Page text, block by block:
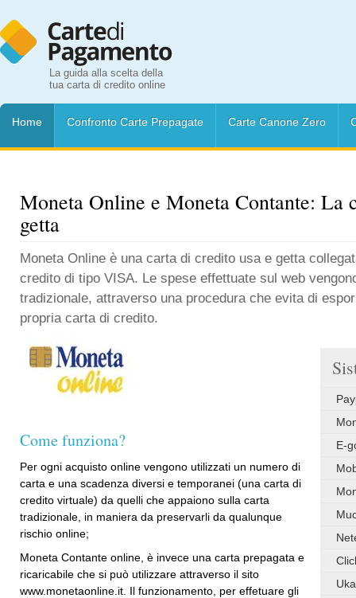
La guida alla scelta della
tua carta di credito online
Home Confronto Carte Prepagate Carte Canone Zero
Moneta Online e Moneta Contante: La
getta
Moneta Online è una carta di credito usa e getta
credito di tipo VISA. Le spese effettuate sul web
tradizionale, attraverso una procedura che evita di
propria carta di credito.
E-
Come funziona?
Per ogni acquisto online vengono utilizzati un numero di
carta e una scadenza diversi e temporanei (una carta di
credito virtuale) da quelli che appaiono sulla carta
tradizionale, in maniera da preservarli da qualunque
rischio online;
Moneta Contante online, è invece una carta prepagata e
ricaricabile che si può utilizzare attraverso il sito
www.monetaonline.it. Il funzionamento, per effetuare gli